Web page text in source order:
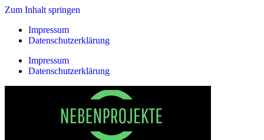
Zum Inhalt springen
Impressum
Datenschutzerklärung
Impressum
Datenschutzerklärung